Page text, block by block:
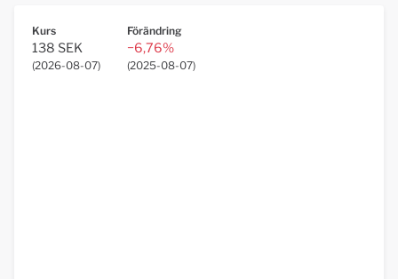
Kurs
138 SEK
(2026-08-07)
Förändring
−6,76%
(2025-08-07)